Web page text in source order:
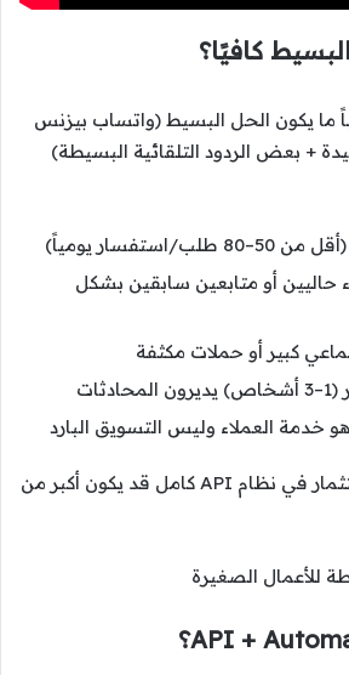
كافيًا؟
ما يكون الحل البسيط (واتساب بيزنس
+ بعض الردود التلقائية البسيطة)
يومياً)
حاليين أو متابعين سابقين بشكل
كبير أو حملات مكثفة
خدمة العملاء وليس التسويق البارد
في هذه المرحلة، الاستثمار في نظام API كامل قد يكون أكبر من